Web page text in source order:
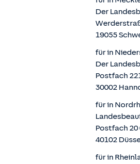
Der
19055
für in
Der
Postfach
30002
für in
Postfach 20
40102
für in